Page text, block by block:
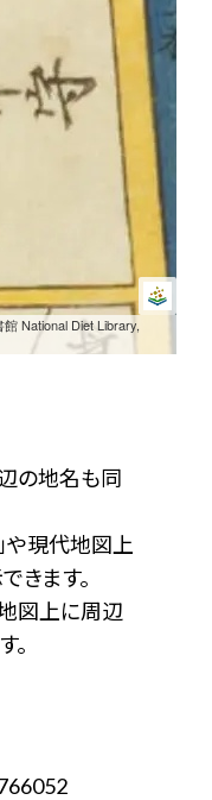
National Diet Library,
の地名も同
や現代地図上
きます。
図上に周辺
。